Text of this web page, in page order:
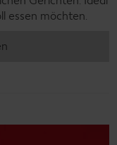
essen möchten.